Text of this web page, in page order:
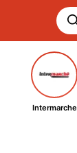
Intermarche